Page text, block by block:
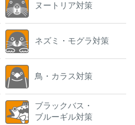
ヌートリア対策
ネズミ・モグラ対策
鳥・カラス対策
ブラックバス・
ブルーギル対策